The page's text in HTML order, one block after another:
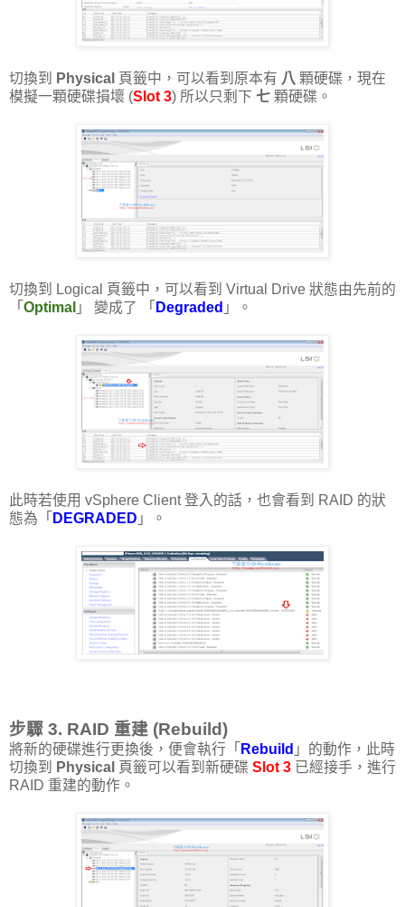
切換到 Physical 頁籤中，可以看到原本有 八 顆硬碟，現在
模擬一顆硬碟損壞 (Slot 3) 所以只剩下 七 顆硬碟。
切換到 Logical 頁籤中，可以看到 Virtual Drive 狀態由先前的
「 Optimal 」 變成了 「 Degraded 」。
此時若使用 vSphere Client 登入的話，也會看到 RAID 的狀
態為「 DEGRADED 」。
步驟 3. RAID 重建 (Rebuild)
將新的硬碟進行更換後，便會執行「 Rebuild 」的動作，此時
切換到
Physical 頁籤可以看到新硬碟 Slot 3 已經接手，進行
RAID 重建的動作。